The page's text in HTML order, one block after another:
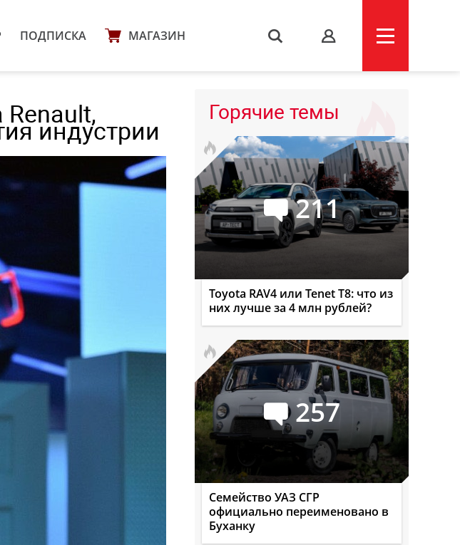
ПОДПИСКА МАГАЗИН s
индустрии
Горячие темы
211
Toyota RAV4 или Tenet T8: что из
них лучше за 4 млн рублей?
257
Семейство УАЗ СГР
официально переименовано в
Буханку